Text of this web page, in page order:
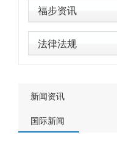
福步资讯
法律法规
新闻资讯
国际新闻